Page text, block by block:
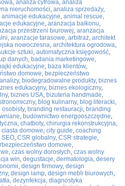
, analiza cyfrowa, analiza
nieruchomości, analiza sprzedaży,
animacje edukacyjne, animal rescue,
edukacyjne, aranżacja balkonu,
przestrzeni biurowej, aranżacja
, aranżacje tarasowe, arbitraż, architekt
nowoczesna, architektura ogrodowa,
sztuki, automatyczna księgowość,
danych, badania marketingowe,
edukacyjne, baza klientów,
domowe, bezpieczeństwo
, biodegradowalne produkty, biznes
edukacyjny, biznes ekologiczny,
, biznes USA, bizuteria handmade,
, blog kulinarny, blog literacki,
osobisty, branding restauracji, branding
, budownictwo energooszczędne,
, chatboty, chirurgia rekonstrukcyjna,
ciasta domowe, city guide, coaching
SEO, CSR globalny, CSR strategie,
domowe,
, czas wolny dorosłych, czas wolny
win, degustacje, dermatologia, desery
, design firmowy, design
, design lamp, design mebli biurowych,
, dezynfekcja, diagnostyka